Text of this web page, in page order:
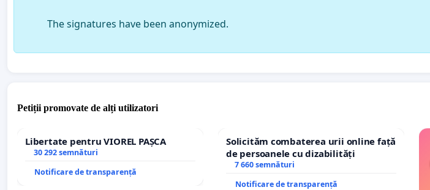
The signatures have been anonymized.
Petiții promovate de alți utilizatori
Libertate pentru VIOREL PAȘCA
30 292 semnături
Notificare de transparență
Solicităm combaterea urii online față
de persoanele cu dizabilități
7 660 semnături
Notificare de transparență